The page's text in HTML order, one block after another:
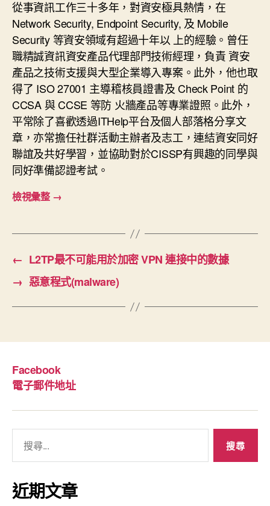
從事資訊工作三十多年，對資安極具熱情，在
Network Security, Endpoint Security, 及 Mobile
Security 等資安領域有超過十年以 上的經驗。曾任
職精誠資訊資安產品代理部門技術經理，負責 資安
產品之技術支援與大型企業導入專案。此外，他也取
得了 ISO 27001 主導稽核員證書及 Check Point 的
CCSA 與 CCSE 等防 火牆產品等專業證照。此外，
平常除了喜歡透過ITHelp平台及個人部落格分享文
章，亦常擔任社群活動主辦者及志工，連結資安同好
聯誼及共好學習，並協助對於CISSP有興趣的同學與
同好準備認證考試。
檢視彙整 →
← L2TP最不可能用於加密 VPN 連接中的數據
→ 惡意程式(malware)
Facebook
電子郵件地址
關
鍵
字:
近期文章